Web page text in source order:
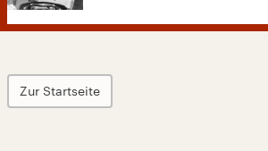
Zur Startseite